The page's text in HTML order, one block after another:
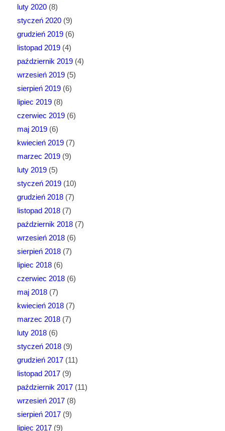
luty 2020(8)
styczeń 2020(9)
grudzień 2019(6)
listopad 2019(4)
październik 2019(4)
wrzesień 2019(5)
sierpień 2019(6)
lipiec 2019(8)
czerwiec 2019(6)
maj 2019(6)
kwiecień 2019(7)
marzec 2019(9)
luty 2019(5)
styczeń 2019(10)
grudzień 2018(7)
listopad 2018(7)
październik 2018(7)
wrzesień 2018(6)
sierpień 2018(7)
lipiec 2018(6)
czerwiec 2018(6)
maj 2018(7)
kwiecień 2018(7)
marzec 2018(7)
luty 2018(6)
styczeń 2018(9)
grudzień 2017(11)
listopad 2017(9)
październik 2017(11)
wrzesień 2017(8)
sierpień 2017(9)
lipiec 2017(9)